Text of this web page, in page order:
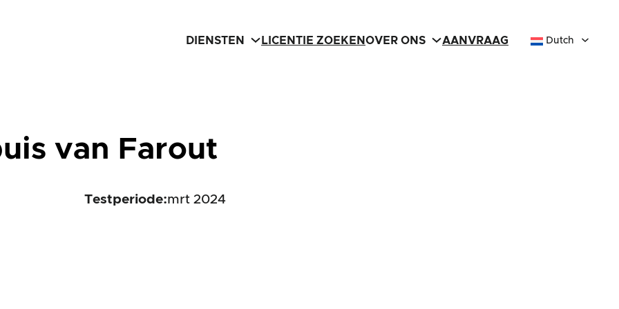
DIENSTEN LICENTIE ZOEKEN OVER ONS AANVRAAG Dutch
van Farout
Testperiode:mrt 2024